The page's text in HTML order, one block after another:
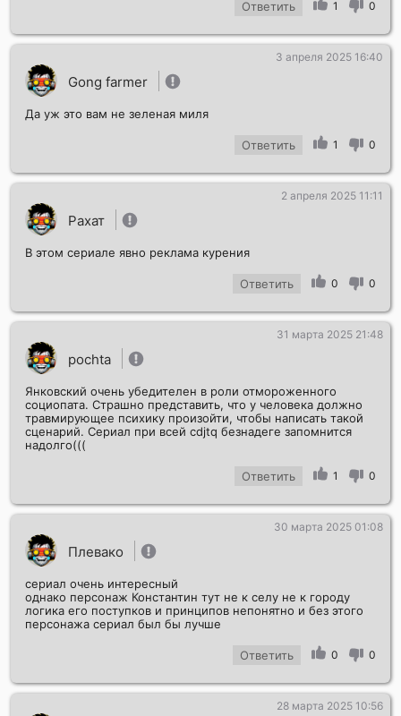
Ответить 1 0
Gong farmer
3 апреля 2025 16:40
Да уж это вам не зеленая миля
Ответить 1 0
Рахат
2 апреля 2025 11:11
В этом сериале явно реклама курения
Ответить 0 0
pochta
31 марта 2025 21:48
Янковский очень убедителен в роли отмороженного
социопата. Страшно представить, что у человека должно
травмирующее психику произойти, чтобы написать такой
сценарий. Сериал при всей cdjtq безнадеге запомнится
надолго(((
Ответить 1 0
Плевако
30 марта 2025 01:08
сериал очень интересный
однако персонаж Константин тут не к селу не к городу
логика его поступков и принципов непонятно и без этого
персонажа сериал был бы лучше
Ответить 0 0
28 марта 2025 10:56